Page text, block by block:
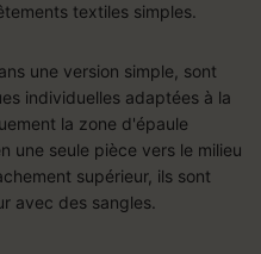
textiles simples.
une version simple, sont
individuelles adaptées à la
la zone d'épaule
une seule pièce vers le milieu
supérieur, ils sont
avec des sangles.